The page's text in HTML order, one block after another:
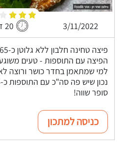
3/11/2022 20 דקות
הפיצה עם התוספות - טעים
למי שמתאמן בחדר כושר ורוצה
סופר שווה!
כניסה למתכון